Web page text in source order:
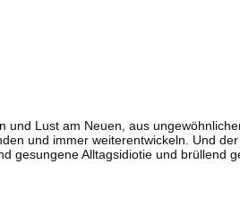
Lust am Neuen, aus
und immer weiterentwickeln. Und
Alltagsidiotie und brüllend